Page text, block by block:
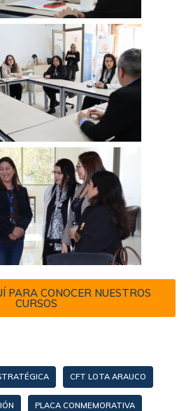
PARA CONOCER NUESTROS
CURSOS
CFT LOTA ARAUCO
PLACA CONMEMORATIVA